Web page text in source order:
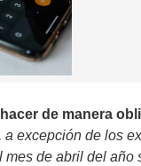
hacer de manera
excepción de los
de abril del año